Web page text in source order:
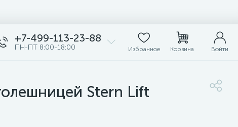
+7-499-113-23-88
ПН-ПТ 8:00-18:00 Избранное Корзина Войти
Stern Lift